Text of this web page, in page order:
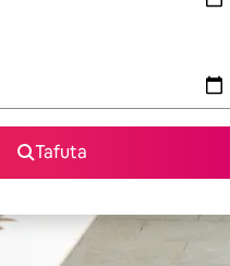
Tafuta